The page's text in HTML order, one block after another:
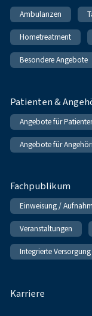
Ambulanzen
Hometreatment
Besondere Angebote
Patienten &
Angebote für
Angebote für
Fachpublikum
Einweisung /
Veranstaltungen
Integrierte Versorgung
Karriere